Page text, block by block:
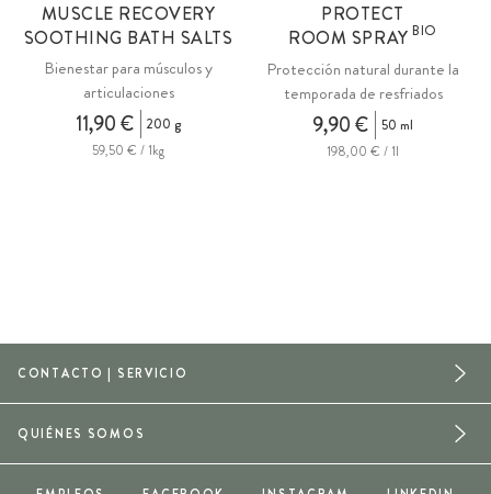
MUSCLE RECOVERY
SOOTHING BATH SALTS
Bienestar para músculos y
articulaciones
11,90 €
200 g
59,50 € / 1kg
PROTECT
ROOM SPRAYBIO
Protección natural durante la
temporada de resfriados
9,90 €
50 ml
198,00 € / 1l
CONTACTO | SERVICIO
QUIÉNES SOMOS